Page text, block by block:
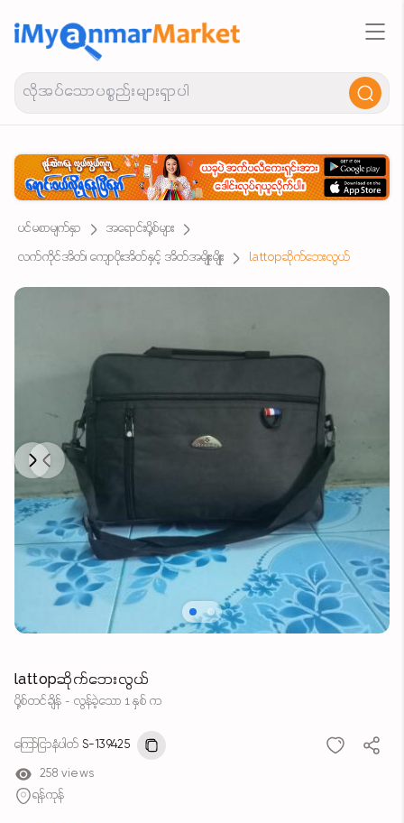
ပင်မစာမျက်နှာ
အရောင်းပို့စ်များ
လက်ကိုင်အိတ်၊ ကျောပိုးအိတ်နှင့် အိတ်အမျိုးမျိုး
lattopဆိုက်ဘေးလွယ်
Previous
Next
lattopဆိုက်ဘေးလွယ်
ပို့စ်တင်ချိန် - လွန်ခဲ့သော 1 နှစ် က
ကြော်ငြာနံပါတ် S-139425
258 views
ရန်ကုန်